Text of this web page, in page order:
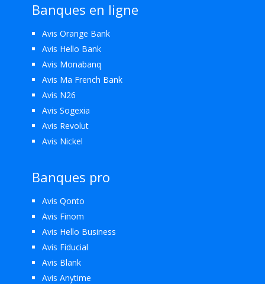
Banques en ligne
Avis Orange Bank
Avis Hello Bank
Avis Monabanq
Avis Ma French Bank
Avis N26
Avis Sogexia
Avis Revolut
Avis Nickel
Banques pro
Avis Qonto
Avis Finom
Avis Hello Business
Avis Fiducial
Avis Blank
Avis Anytime